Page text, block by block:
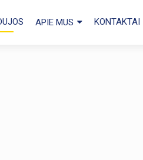
APIE MUS KONTAKTAI